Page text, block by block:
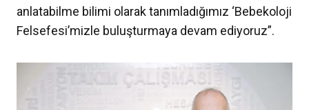
anlatabilme bilimi olarak tanımladığımız ‘Bebekoloji
Felsefesi’mizle buluşturmaya devam ediyoruz”.